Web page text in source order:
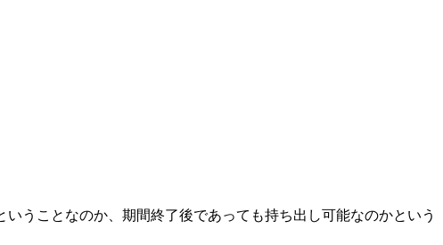
うことなのか、期間終了後であっても持ち出し可能なのかという